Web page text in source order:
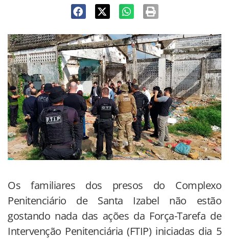
Os familiares dos presos do Complexo
Penitenciário de Santa Izabel não estão
gostando nada das ações da Força-Tarefa de
Intervenção Penitenciária (FTIP) iniciadas dia 5